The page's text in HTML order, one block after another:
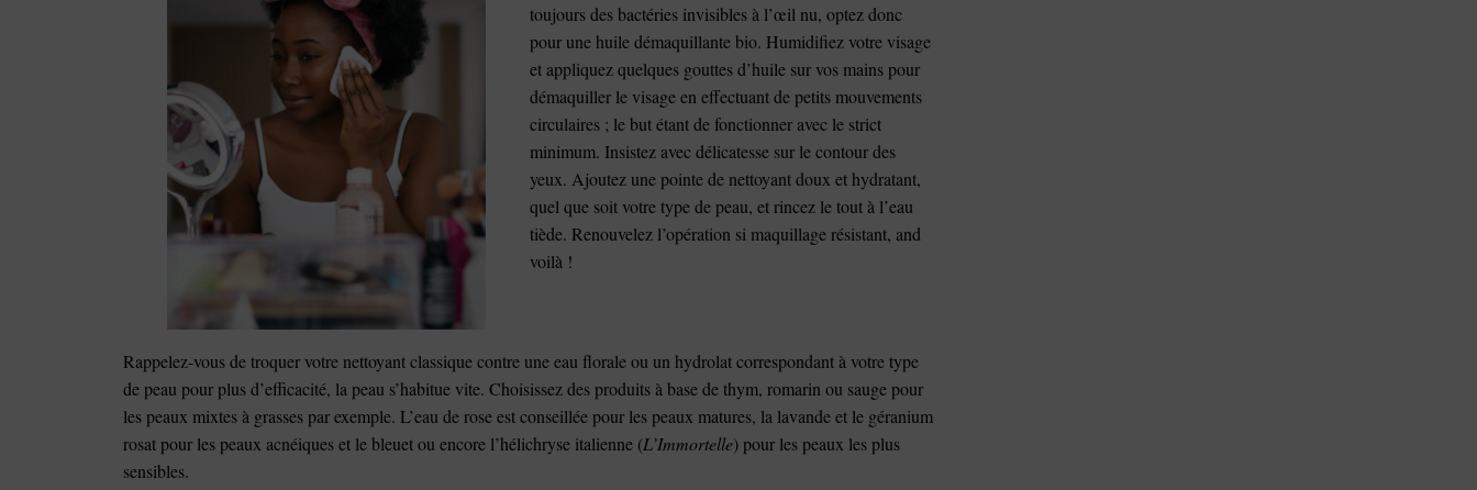
toujours des bactéries invisibles à l’œil nu, optez donc
pour une huile démaquillante bio. Humidifiez votre visage
et appliquez quelques gouttes d’huile sur vos mains pour
démaquiller le visage en effectuant de petits mouvements
circulaires ; le but étant de fonctionner avec le strict
minimum. Insistez avec délicatesse sur le contour des
yeux. Ajoutez une pointe de nettoyant doux et hydratant,
quel que soit votre type de peau, et rincez le tout à l’eau
tiède. Renouvelez l’opération si maquillage résistant, and
voilà !
Rappelez-vous de troquer votre nettoyant classique contre une eau florale ou un hydrolat correspondant à votre type
de peau pour plus d’efficacité, la peau s’habitue vite. Choisissez des produits à base de thym, romarin ou sauge pour
les peaux mixtes à grasses par exemple. L’eau de rose est conseillée pour les peaux matures, la lavande et le géranium
rosat pour les peaux acnéiques et le bleuet ou encore l’hélichryse italienne (L’Immortelle) pour les peaux les plus
sensibles.